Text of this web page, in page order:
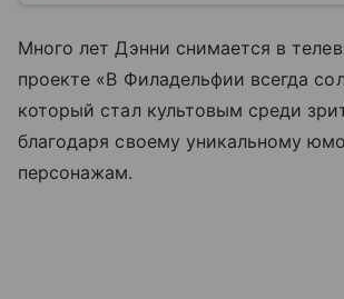
Много лет Дэнни снимается в
проекте «В Филадельфии всегда
который стал культовым среди
благодаря своему уникальному
персонажам.